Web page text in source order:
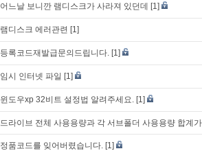
어느날 보니깐 램디스크가 사라져 있던데 [1]
램디스크 에러관련 [1]
등록코드재발급문의드립니다. [1]
임시 인터넷 파일 [1]
윈도우xp 32비트 설정법 알려주세요. [1]
드라이브 전체 사용용량과 각 서브폴더 사용용량 합계
정품코드를 잊어버렸습니다. [1]